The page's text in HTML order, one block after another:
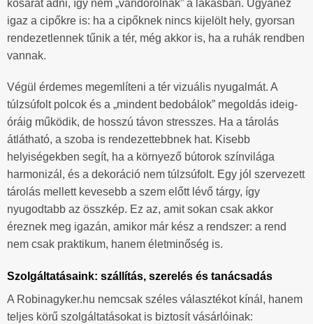
kosarat adni, így nem „vándorolnak” a lakásban. Ugyanez
igaz a cipőkre is: ha a cipőknek nincs kijelölt hely, gyorsan
rendezetlennek tűnik a tér, még akkor is, ha a ruhák rendben
vannak.
Végül érdemes megemlíteni a tér vizuális nyugalmát. A
túlzsúfolt polcok és a „mindent bedobálok” megoldás ideig-
óráig működik, de hosszú távon stresszes. Ha a tárolás
átlátható, a szoba is rendezettebbnek hat. Kisebb
helyiségekben segít, ha a környező bútorok színvilága
harmonizál, és a dekoráció nem túlzsúfolt. Egy jól szervezett
tárolás mellett kevesebb a szem előtt lévő tárgy, így
nyugodtabb az összkép. Ez az, amit sokan csak akkor
éreznek meg igazán, amikor már kész a rendszer: a rend
nem csak praktikum, hanem életminőség is.
Szolgáltatásaink: szállítás, szerelés és tanácsadás
A Robinagyker.hu nemcsak széles választékot kínál, hanem
teljes körű szolgáltatásokat is biztosít vásárlóinak: